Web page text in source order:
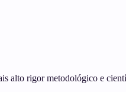
alto rigor metodológico e